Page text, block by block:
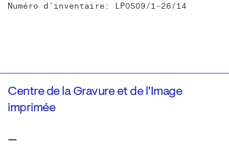
Numéro d'inventaire: LP0509/1-26/14
Centre de la Gravure et de l’Image
imprimée
—